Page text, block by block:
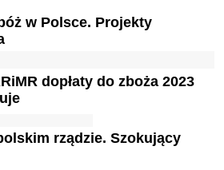
w Polsce. Projekty
dopłaty do zboża 2023
rządzie. Szokujący